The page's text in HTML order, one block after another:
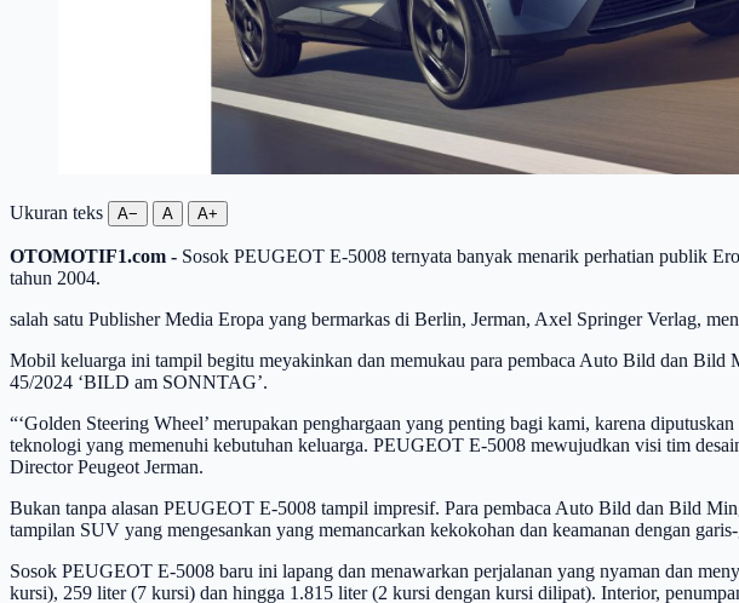
Ukuran teks A− A A+
OTOMOTIF1.com - Sosok PEUGEOT E-5008 ternyata banyak menarik perhatian publik
tahun 2004.
salah satu Publisher Media Eropa yang bermarkas di Berlin, Jerman, Axel Springer Verlag,
Mobil keluarga ini tampil begitu meyakinkan dan memukau para pembaca Auto Bild dan
45/2024 ‘BILD am SONNTAG’.
“‘Golden Steering Wheel’ merupakan penghargaan yang penting bagi kami, karena
teknologi yang memenuhi kebutuhan keluarga. PEUGEOT E-5008 mewujudkan visi tim
Director Peugeot Jerman.
Bukan tanpa alasan PEUGEOT E-5008 tampil impresif. Para pembaca Auto Bild dan Bild
tampilan SUV yang mengesankan yang memancarkan kekokohan dan keamanan dengan
Sosok PEUGEOT E-5008 baru ini lapang dan menawarkan perjalanan yang nyaman dan
kursi), 259 liter (7 kursi) dan hingga 1.815 liter (2 kursi dengan kursi dilipat). Interior,